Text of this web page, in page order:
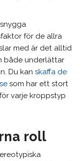
för de allra
med är det alltid
både underlättar
Du kanskaffa de
som har ett stort
varje kroppstyp
roll